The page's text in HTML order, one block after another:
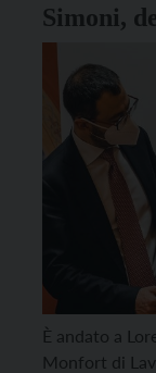
Simoni,
Lavis
È andato a
Monfort di